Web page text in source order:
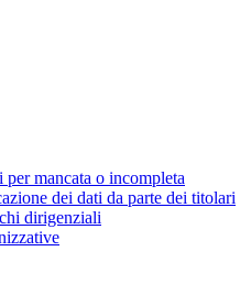
per mancata o incompleta
dei dati da parte dei titolari
dirigenziali